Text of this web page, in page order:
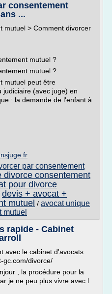
consentement
...
mutuel > Comment divorcer
mutuel ?
mutuel ?
mutuel peut être
judiciaire (avec juge) en
: la demande de l'enfant à
par consentement
divorce consentement
pour divorce
devis + avocat +
mutuel / avocat unique
mutuel
rapide - Cabinet
avec le cabinet d'avocats
gc.com/divorce/
, la procédure pour la
je ne peu plus vivre avec l